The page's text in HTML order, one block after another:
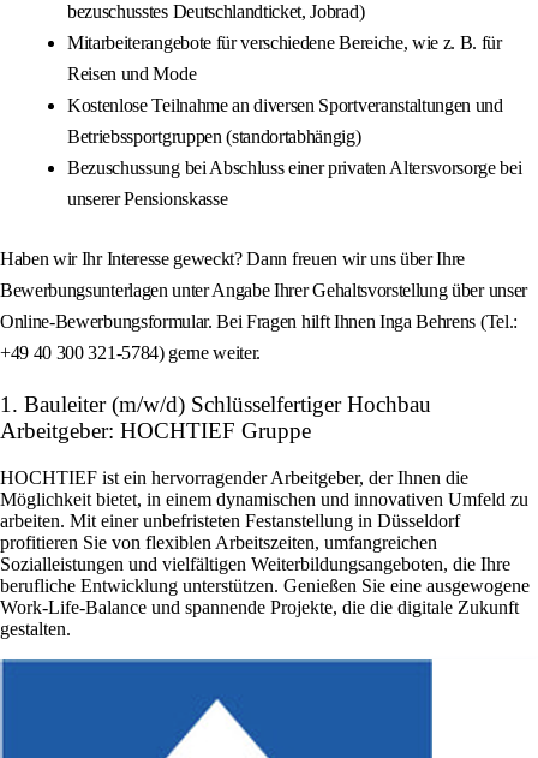
bezuschusstes Deutschlandticket, Jobrad)
Mitarbeiterangebote für verschiedene Bereiche, wie z. B. für
Reisen und Mode
Kostenlose Teilnahme an diversen Sportveranstaltungen und
Betriebssportgruppen (standortabhängig)
Bezuschussung bei Abschluss einer privaten Altersvorsorge bei
unserer Pensionskasse
Haben wir Ihr Interesse geweckt? Dann freuen wir uns über Ihre
Bewerbungsunterlagen unter Angabe Ihrer Gehaltsvorstellung über unser
Online-Bewerbungsformular. Bei Fragen hilft Ihnen Inga Behrens (Tel.:
+49 40 300 321-5784) gerne weiter.
1. Bauleiter (m/w/d) Schlüsselfertiger Hochbau
Arbeitgeber: HOCHTIEF Gruppe
HOCHTIEF ist ein hervorragender Arbeitgeber, der Ihnen die
Möglichkeit bietet, in einem dynamischen und innovativen Umfeld zu
arbeiten. Mit einer unbefristeten Festanstellung in Düsseldorf
profitieren Sie von flexiblen Arbeitszeiten, umfangreichen
Sozialleistungen und vielfältigen Weiterbildungsangeboten, die Ihre
berufliche Entwicklung unterstützen. Genießen Sie eine ausgewogene
Work-Life-Balance und spannende Projekte, die die digitale Zukunft
gestalten.